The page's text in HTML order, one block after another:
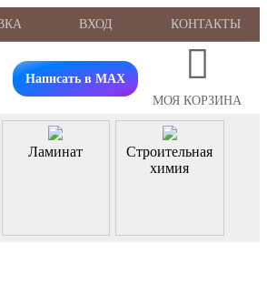
ВХОД КОНТАКТЫ
Написать в MAX
МОЯ КОРЗИНА
Ламинат
Строительная
химия